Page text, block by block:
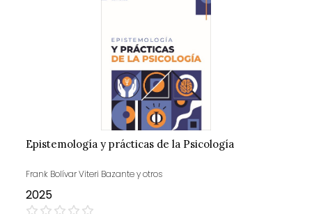
Epistemología y prácticas de la Psicología
Frank Bolívar Viteri Bazante y otros
2025